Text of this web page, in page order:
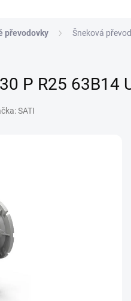
převodovky Šneková
P R25 63B14
SATI